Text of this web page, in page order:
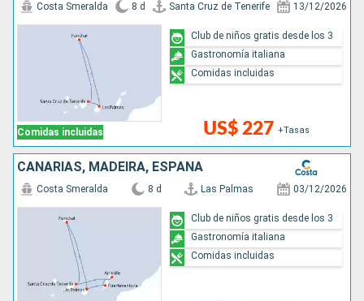
Comidas incluidas
Costa Smeralda 8 d Santa Cruz de Tenerife 13/12/2026
US$ 227 +Tasas
Club de niños gratis desde los 3
Gastronomía italiana
Comidas incluidas
CANARIAS, MADEIRA, ESPAÑA
Costa Smeralda 8 d Las Palmas 03/12/2026
Club de niños gratis desde los 3
Gastronomía italiana
Comidas incluidas